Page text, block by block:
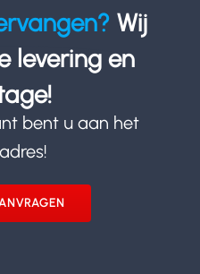
Wij
levering en
bent u aan het